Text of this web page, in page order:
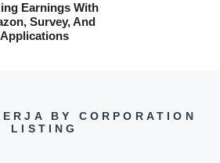
Earnings With
Survey, And
BY CORPORATION
LISTING